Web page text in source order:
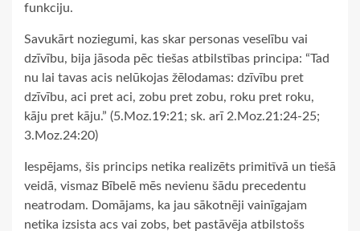
funkciju.
Savukārt noziegumi, kas skar personas veselību vai
dzīvību, bija jāsoda pēc tiešas atbilstības principa: “Tad
nu lai tavas acis nelūkojas žēlodamas: dzīvību pret
dzīvību, aci pret aci, zobu pret zobu, roku pret roku,
kāju pret kāju.” (5.Moz.19:21; sk. arī 2.Moz.21:24-25;
3.Moz.24:20)
Iespējams, šis princips netika realizēts primitīvā un tiešā
veidā, vismaz Bībelē mēs nevienu šādu precedentu
neatrodam. Domājams, ka jau sākotnēji vainīgajam
netika izsista acs vai zobs, bet pastāvēja atbilstošs